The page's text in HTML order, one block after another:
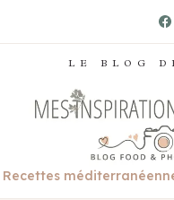
LE BLOG
Recettes